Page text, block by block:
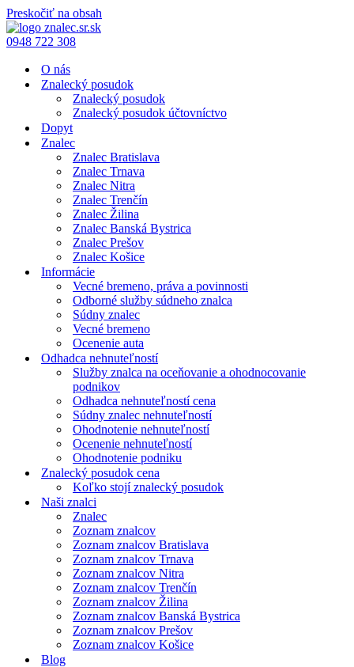
Preskočiť na obsah
0948 722 308
O nás
Znalecký posudok
Znalecký posudok
Znalecký posudok účtovníctvo
Dopyt
Znalec
Znalec Bratislava
Znalec Trnava
Znalec Nitra
Znalec Trenčín
Znalec Žilina
Znalec Banská Bystrica
Znalec Prešov
Znalec Košice
Informácie
Vecné bremeno, práva a povinnosti
Odborné služby súdneho znalca
Súdny znalec
Vecné bremeno
Ocenenie auta
Odhadca nehnuteľností
Služby znalca na oceňovanie a ohodnocovanie
podnikov
Odhadca nehnuteľností cena
Súdny znalec nehnuteľností
Ohodnotenie nehnuteľností
Ocenenie nehnuteľností
Ohodnotenie podniku
Znalecký posudok cena
Koľko stojí znalecký posudok
Naši znalci
Znalec
Zoznam znalcov
Zoznam znalcov Bratislava
Zoznam znalcov Trnava
Zoznam znalcov Nitra
Zoznam znalcov Trenčín
Zoznam znalcov Žilina
Zoznam znalcov Banská Bystrica
Zoznam znalcov Prešov
Zoznam znalcov Košice
Blog